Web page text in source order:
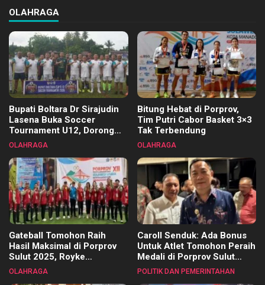
OLAHRAGA
Bupati Boltara Dr Sirajudin
Lasena Buka Soccer
Tournament U12, Dorong
Pembinaan Merata di Setiap
OLAHRAGA
Bitung Hebat di Porprov,
Tim Putri Cabor Basket 3×3
Tak Terbendung
OLAHRAGA
Gateball Tomohon Raih
Hasil Maksimal di Porprov
Sulut 2025, Royke
Tangkawarouw Ucapkan
OLAHRAGA
Caroll Senduk: Ada Bonus
Untuk Atlet Tomohon Peraih
Medali di Porprov Sulut
2025
POLITIK DAN PEMERINTAHAN